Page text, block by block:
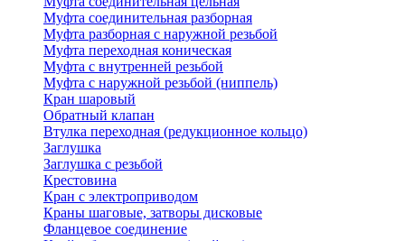
Муфта соединительная разборная
Муфта разборная с наружной резьбой
Муфта переходная коническая
Муфта с внутренней резьбой
Муфта с наружной резьбой (ниппель)
Кран шаровый
Обратный клапан
Втулка переходная (редукционное кольцо)
Заглушка
Заглушка с резьбой
Крестовина
Кран с электроприводом
Краны шаговые, затворы дисковые
Фланцевое соединение